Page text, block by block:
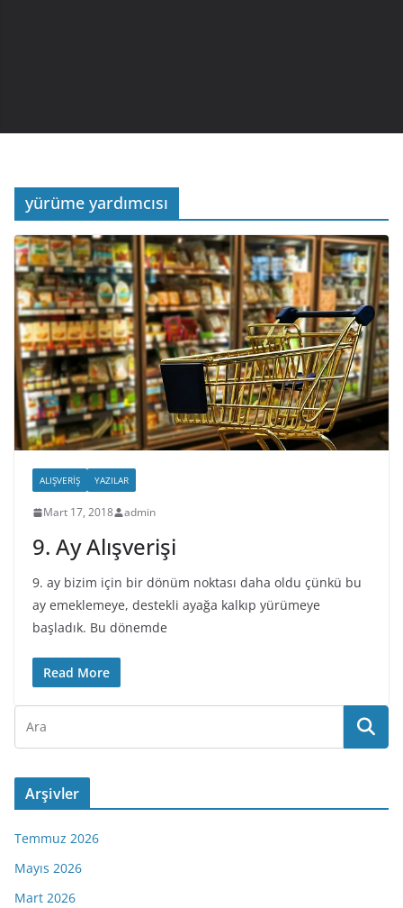
yürüme yardımcısı
ALIŞVERIŞ YAZILAR
Mart 17, 2018 admin
9. Ay Alışverişi
9. ay bizim için bir dönüm noktası daha oldu çünkü bu
ay emeklemeye, destekli ayağa kalkıp yürümeye
başladık. Bu dönemde
Read More
Arşivler
Temmuz 2026
Mayıs 2026
Mart 2026